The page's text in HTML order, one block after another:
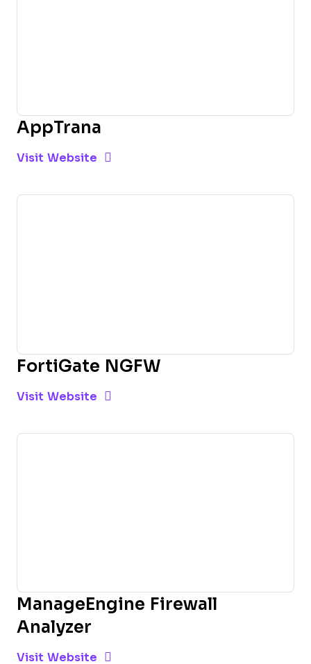
AppTrana
Visit Website Opens New Window
FortiGate NGFW
Visit Website Opens New Window
ManageEngine Firewall
Analyzer
Visit Website Opens New Window